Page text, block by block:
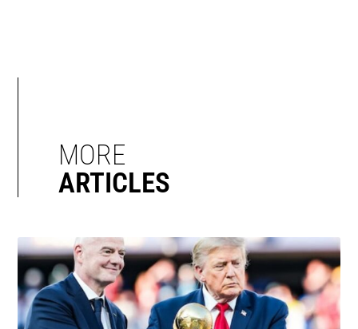
MORE
ARTICLES